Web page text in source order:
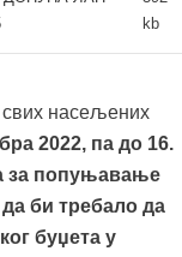
kb
свих насељених
2022, па до 16.
за попуњавање
да би требало да
буџета у